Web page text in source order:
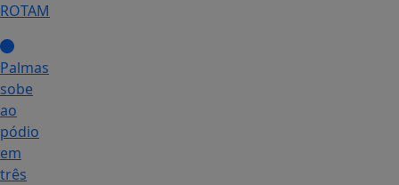
ROTAM
Palmas
sobe
ao
pódio
em
três